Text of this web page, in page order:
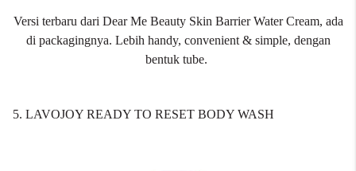
Versi terbaru dari Dear Me Beauty Skin Barrier Water Cream, ada
di packagingnya. Lebih handy, convenient & simple, dengan
bentuk tube.
5. LAVOJOY READY TO RESET BODY WASH